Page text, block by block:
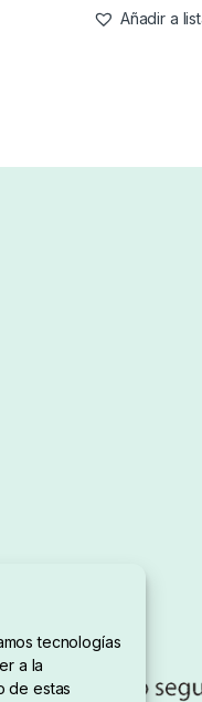
tecnologías
a la
de estas
Añadir a